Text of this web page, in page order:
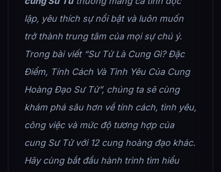
lập, yêu thích sự nổi bật và luôn muốn
trở thành trung tâm của mọi sự chú ý.
Trong bài viết “Sư Tử Là Cung Gì? Đặc
Điểm, Tính Cách Và Tình Yêu Của Cung
Hoàng Đạo Sư Tử”, chúng ta sẽ cùng
khám phá sâu hơn về tính cách, tình yêu,
công việc và mức độ tương hợp của
cung Sư Tử với 12 cung hoàng đạo khác.
Hãy cùng bắt đầu hành trình tìm hiểu